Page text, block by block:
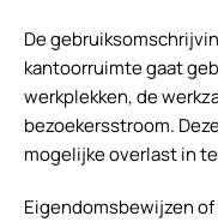
De
kantoorruimte gaat
werkplekken, de
bezoekersstroom.
mogelijke overlast in
Eigendomsbewijzen